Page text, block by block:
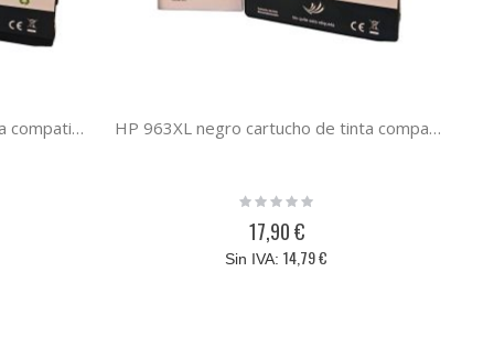
HP 963XL cían cartucho de tinta compatible HP 963XL negro cartucho de tinta compatible
Rating:
17,90 €
14,79 €